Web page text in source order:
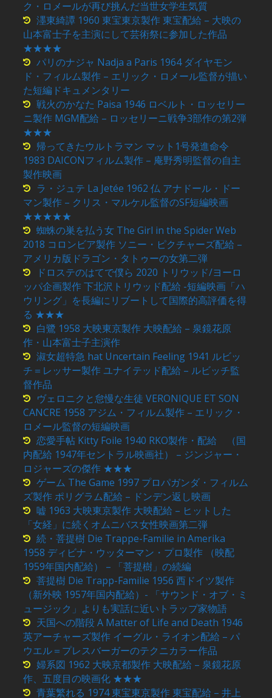
ク・ロメールが再び挑んだ当世女学生気質
濹東綺譚 1960 東宝東京製作 東宝配給 – 大映の
山本富士子を主演にして芸術祭に参加した作品
★★★★
パリのナジャ Nadja a Paris 1964 ダイヤモン
ド・フィルム製作 – エリック・ロメール監督が描い
た短編ドキュメンタリー
戦火のかなた Paisa 1946 ロベルト・ロッセリー
ニ製作 MGM配給 – ロッセリーニ戦争3部作の第2弾
★★★
帰ってきたウルトラマン マット1号発進命令
1983 DAICONフィルム製作 – 庵野秀明監督の自主
製作映画
ラ・ジュテ La Jetée 1962 仏 アナドール・ドー
マン製作 – クリス・マルケル監督のSF短編映画
★★★★★
蜘蛛の巣を払う女 The Girl in the Spider Web
2018 コロンビア製作 ソニー・ピクチャーズ配給 –
アメリカ版ドラゴン・タトゥーの女第二弾
ドロステのはてで僕ら 2020 トリウッド/ヨーロ
ッパ企画製作 下北沢トリウッド配給 -短編映画「ハ
ウリング」を長編にリブートして国際的高評価を得
る ★★★
白鷺 1958 大映東京製作 大映配給 – 泉鏡花原
作・山本富士子主演作
淑女超特急 hat Uncertain Feeling 1941 ルビッ
チ＝レッサー製作 ユナイテッド配給 – ルビッチ監
督作品
ヴェロニクと怠慢な生徒 VERONIQUE ET SON
CANCRE 1958 アジム・フィルム製作 – エリック・
ロメール監督の短編映画
恋愛手帖 Kitty Foile 1940 RKO製作・配給 （国
内配給 1947年セントラル映画社） – ジンジャー・
ロジャーズの傑作 ★★★
ゲーム The Game 1997 プロパガンダ・フィルム
ズ製作 ポリグラム配給 – ドンデン返し映画
嘘 1963 大映東京製作 大映配給 – ヒットした
「女経」に続くオムニバス女性映画第二弾
続・菩提樹 Die Trappe-Familie in Amerika
1958 ディビナ・ウッターマン・プロ製作 （映配
1959年国内配給） – 「菩提樹」の続編
菩提樹 Die Trapp-Familie 1956 西ドイツ製作
（新外映 1957年国内配給）- 「サウンド・オブ・ミ
ュージック」よりも実話に近いトラップ家物語
天国への階段 A Matter of Life and Death 1946
英アーチャーズ製作 イーグル・ライオン配給 – パ
ウエル＝プレスバーガーのテクニカラー作品
婦系図 1962 大映京都製作 大映配給 – 泉鏡花原
作、五度目の映画化 ★★★
青葉繁れる 1974 東宝東京製作 東宝配給 – 井上